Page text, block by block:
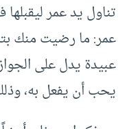
تناول يد عمر
عمر: ما رضيت منك
عبيدة يدل على
يحب أن يفعل به،